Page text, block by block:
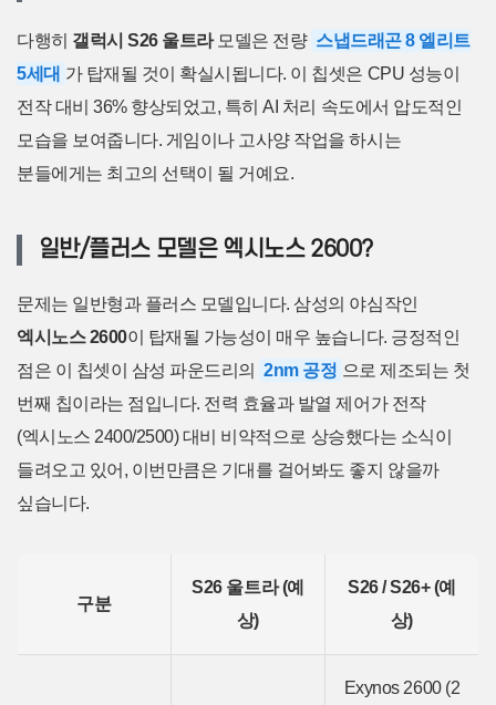
다행히 갤럭시 S26 울트라모델은 전량 스냅드래곤 8 엘리트
5세대 가 탑재될 것이 확실시됩니다. 이 칩셋은 CPU 성능이
전작 대비 36% 향상되었고, 특히 AI 처리 속도에서 압도적인
모습을 보여줍니다. 게임이나 고사양 작업을 하시는
분들에게는 최고의 선택이 될 거예요.
일반/플러스 모델은 엑시노스 2600?
문제는 일반형과 플러스 모델입니다. 삼성의 야심작인
엑시노스 2600이 탑재될 가능성이 매우 높습니다. 긍정적인
점은 이 칩셋이 삼성 파운드리의
2nm 공정 으로 제조되는 첫
번째 칩이라는 점입니다. 전력 효율과 발열 제어가 전작
(엑시노스 2400/2500) 대비 비약적으로 상승했다는 소식이
들려오고 있어, 이번만큼은 기대를 걸어봐도 좋지 않을까
싶습니다.
구분
S26 울트라 (예
상)
S26 / S26+ (예
상)
Exynos 2600 (2